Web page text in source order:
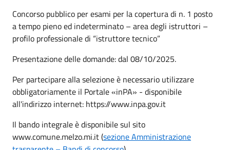
Concorso pubblico per esami per la copertura di n. 1 posto
a tempo pieno ed indeterminato – area degli istruttori –
profilo professionale di “istruttore tecnico”
Presentazione delle domande: dal 08/10/2025.
Per partecipare alla selezione è necessario utilizzare
obbligatoriamente il Portale «inPA» - disponibile
all'indirizzo internet: https://www.inpa.gov.it
Il bando integrale è disponibile sul sito
www.comune.melzo.mi.it (sezione Amministrazione